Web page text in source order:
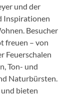
und der
Inspirationen
Besucher
freuen – von
Feuerschalen
Ton- und
Naturbürsten.
bieten